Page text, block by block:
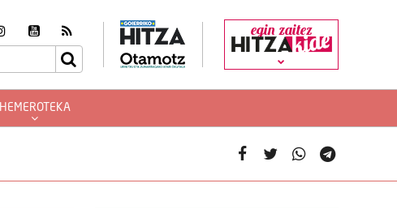
egin zaitez
HEMEROTEKA